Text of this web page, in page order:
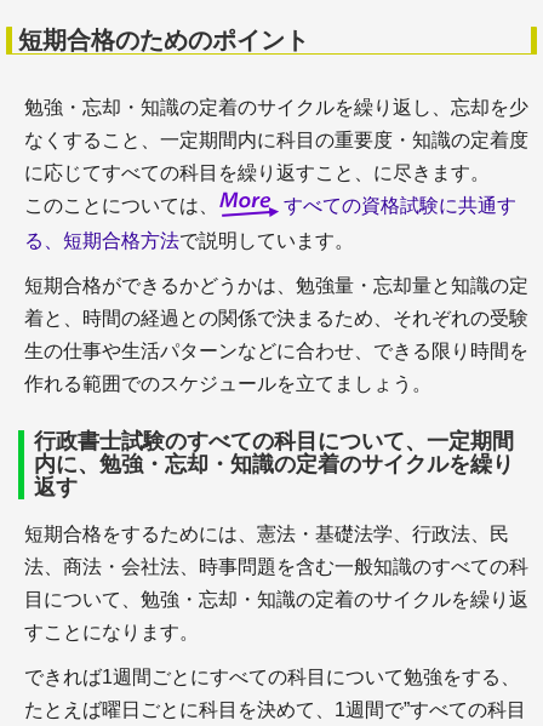
強法
＋社会保険労務士の就職・転職
弁理士
＋弁理士とは（試験の内容、難易度、勉強時間と、
過去問題
＋弁理士試験のための教材・テキストと勉強法
士業の開業・経営
＋独立を考えたらウェブサイトはいつ制作するべ
短期合格のためのポイント
勉強・忘却・知識の定着のサイクルを繰り返し、忘却を少
なくすること、一定期間内に科目の重要度・知識の定着度
に応じてすべての科目を繰り返すこと、に尽きます。
このことについては、
すべての資格試験に共通す
る、短期合格方法で説明しています。
短期合格ができるかどうかは、勉強量・忘却量と知識の定
着と、時間の経過との関係で決まるため、それぞれの受験
生の仕事や生活パターンなどに合わせ、できる限り時間を
作れる範囲でのスケジュールを立てましょう。
行政書士試験のすべての科目について、一定期間
内に、勉強・忘却・知識の定着のサイクルを繰り
返す
短期合格をするためには、憲法・基礎法学、行政法、民
法、商法・会社法、時事問題を含む一般知識のすべての科
目について、勉強・忘却・知識の定着のサイクルを繰り返
すことになります。
できれば1週間ごとにすべての科目について勉強をする、
たとえば曜日ごとに科目を決めて、1週間で”すべての科目